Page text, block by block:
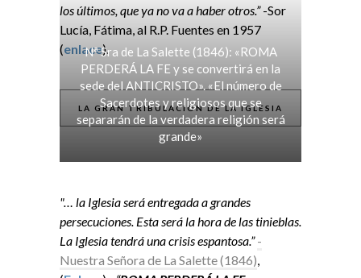
los últimos, que ya no va a haber otros.”-Sor
Lucía, Fátima, al R.P. Fuentes en 1957
(enlace).
LA GRAN TRIBULACIÓN DE LA IGLESIA
Nª Sra de La Salette (1846): «ROMA
PERDERÁ LA FE y se convertirá en la
sede del ANTICRISTO». «El número de
Sacerdotes y religiosos que se
separarán de la verdadera religión será
grande»
"… la Iglesia será entregada a grandes
persecuciones. Esta será la hora de las tinieblas.
La Iglesia tendrá una crisis espantosa.” -
Nuestra Señora de La Salette (1846),